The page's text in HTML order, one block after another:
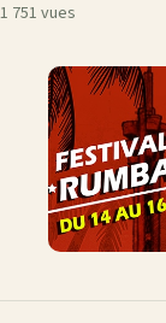
1 751 vues